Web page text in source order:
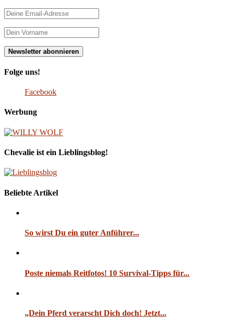
Folge uns!
Facebook
Werbung
Chevalie ist ein Lieblingsblog!
Beliebte Artikel
So wirst Du ein guter Anführer...
Poste niemals Reitfotos! 10 Survival-Tipps für...
„Dein Pferd verarscht Dich doch! Jetzt...